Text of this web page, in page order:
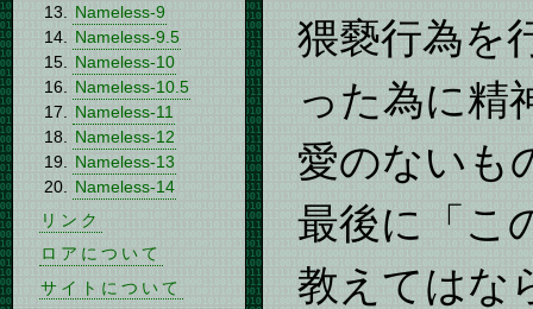
Nameless-9
Nameless-9.5
Nameless-10
Nameless-10.5
Nameless-11
Nameless-12
Nameless-13
Nameless-14
リンク
ロアについて
サイトについて
猥褻行為を
った為に精
愛のないも
最後に「こ
教えてはな